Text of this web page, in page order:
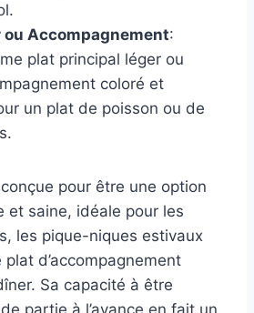
ou Accompagnement:
plat principal léger ou
coloré et
un plat de poisson ou de
pour être une option
et saine, idéale pour les
les pique-niques estivaux
d’accompagnement
Sa capacité à être